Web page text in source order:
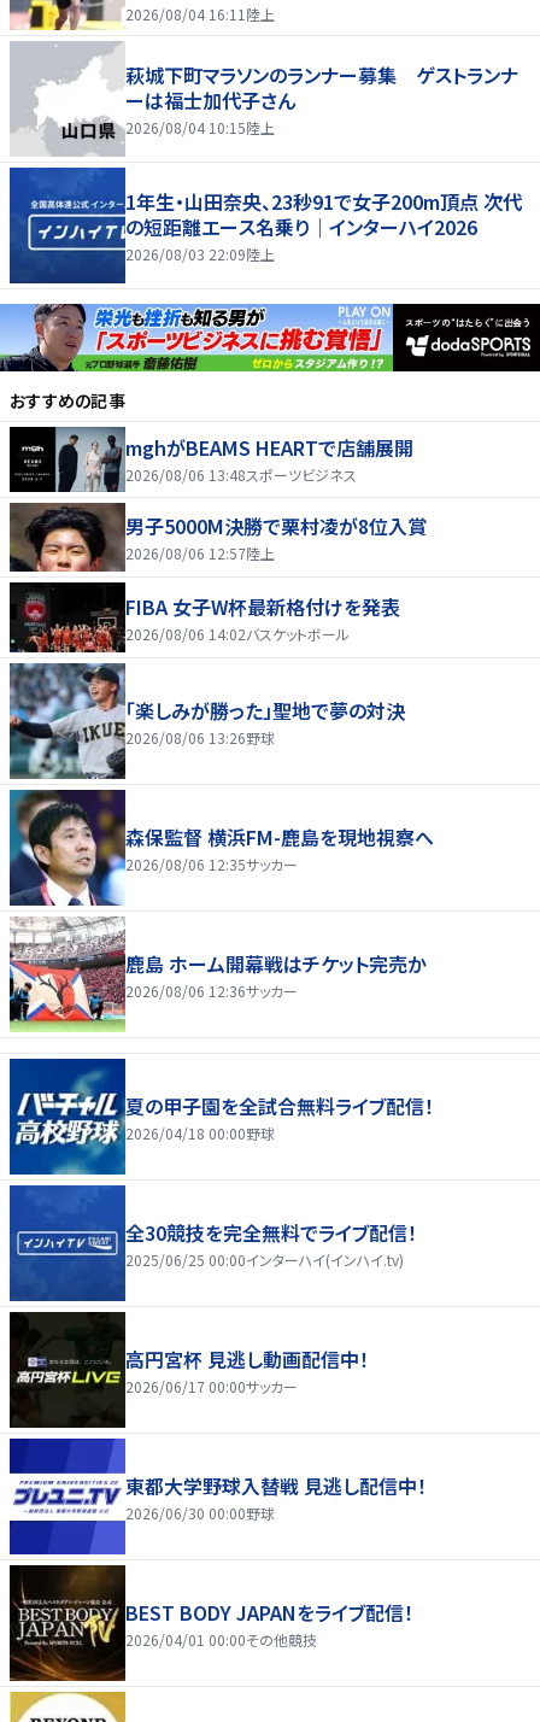
2026/08/04 16:11 陸上
萩城下町マラソンのランナー募集 ゲストランナ
ーは福士加代子さん
2026/08/04 10:15陸上
1年生・山田奈央、23秒91で女子200m頂点 次代
の短距離エース名乗り｜インターハイ2026
2026/08/03 22:09陸上
おすすめの記事
mghがBEAMS HEARTで店舗展開
2026/08/06 13:48スポーツビジネス
男子5000M決勝で栗村凌が8位入賞
2026/08/06 12:57陸上
FIBA 女子W杯最新格付けを発表
2026/08/06 14:02バスケットボール
「楽しみが勝った」聖地で夢の対決
2026/08/06 13:26野球
森保監督 横浜FM-鹿島を現地視察へ
2026/08/06 12:35サッカー
鹿島 ホーム開幕戦はチケット完売か
2026/08/06 12:36サッカー
夏の甲子園を全試合無料ライブ配信！
2026/04/18 00:00野球
全30競技を完全無料でライブ配信！
2025/06/25 00:00インターハイ(インハイ.tv)
高円宮杯 見逃し動画配信中！
2026/06/17 00:00サッカー
東都大学野球入替戦 見逃し配信中！
2026/06/30 00:00野球
BEST BODY JAPANをライブ配信！
2026/04/01 00:00その他競技